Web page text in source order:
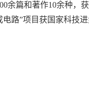
余篇和著作10余种，
路”项目获国家科技